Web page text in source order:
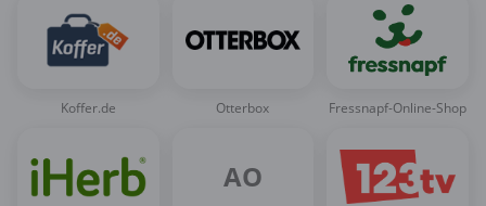
Gaming & Spielzeug
Garten, Haushalt & Tiere
Mobilfunk & Internet
Mode & Accessoires
Shopping
Koffer.de Otterbox Fressnapf-Online-Shop
AO